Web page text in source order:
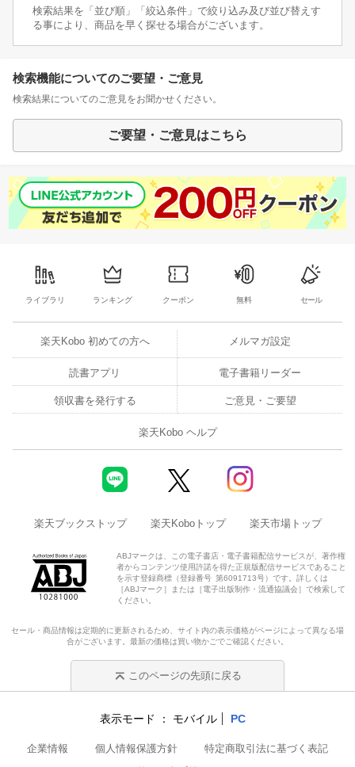
検索結果を「並び順」「絞込条件」で絞り込み及び並び替えす
る事により、商品を早く探せる場合がございます。
検索機能についてのご要望・ご意見
検索結果についてのご意見をお聞かせください。
ご要望・ご意見はこちら
ライブラリ ランキング クーポン 無料 セール
楽天Kobo 初めての方へ メルマガ設定
読書アプリ 電子書籍リーダー
領収書を発行する ご意見・ご要望
楽天Kobo ヘルプ
楽天ブックストップ 楽天Koboトップ 楽天市場トップ
ABJマークは、この電子書店・電子書籍配信サービスが、著作権
者からコンテンツ使用許諾を得た正規版配信サービスであること
を示す登録商標（登録番号 第6091713号）です。詳しくは
［ABJマーク］または［電子出版制作・流通協議会］で検索して
ください。
セール・商品情報は定期的に更新されるため、サイト内の表示価格がページによって異なる場
合がございます。最新の価格は買い物かごでご確認ください。
このページの先頭に戻る
表示モード モバイル PC
企業情報 個人情報保護方針
特定商取引法に基づく表記